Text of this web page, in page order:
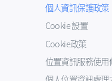
個人資訊保護政策
Cookie 設置
Cookie政策
位置資訊服務使用